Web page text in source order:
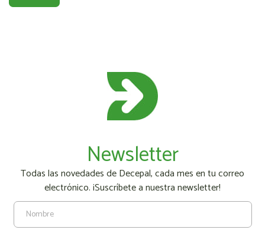
Newsletter
Todas las novedades de Decepal, cada mes en tu correo
electrónico. ¡Suscríbete a nuestra newsletter!